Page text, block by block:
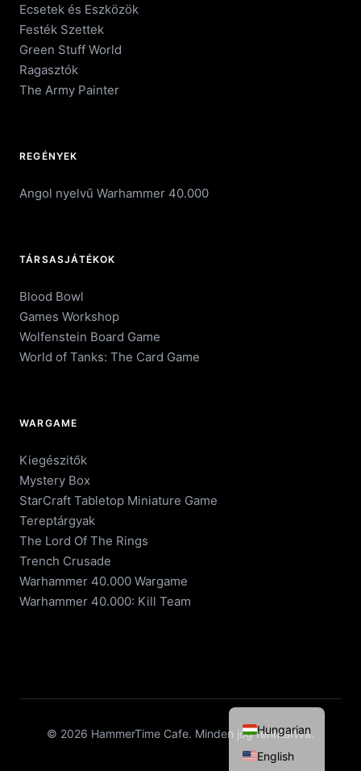
Ecsetek és Eszközök
Festék Szettek
Green Stuff World
Ragasztók
The Army Painter
REGÉNYEK
Angol nyelvű Warhammer 40.000
TÁRSASJÁTÉKOK
Blood Bowl
Games Workshop
Wolfenstein Board Game
World of Tanks: The Card Game
WARGAME
Kiegészitők
Mystery Box
StarCraft Tabletop Miniature Game
Tereptárgyak
The Lord Of The Rings
Trench Crusade
Warhammer 40.000 Wargame
Warhammer 40.000: Kill Team
© 2026 HammerTime Cafe. Minden jog fenntartva.
Hungarian
English